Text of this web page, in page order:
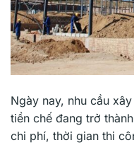
Ngày nay, nhu cầu
tiền chế đang trở
chi phí, thời gian thi